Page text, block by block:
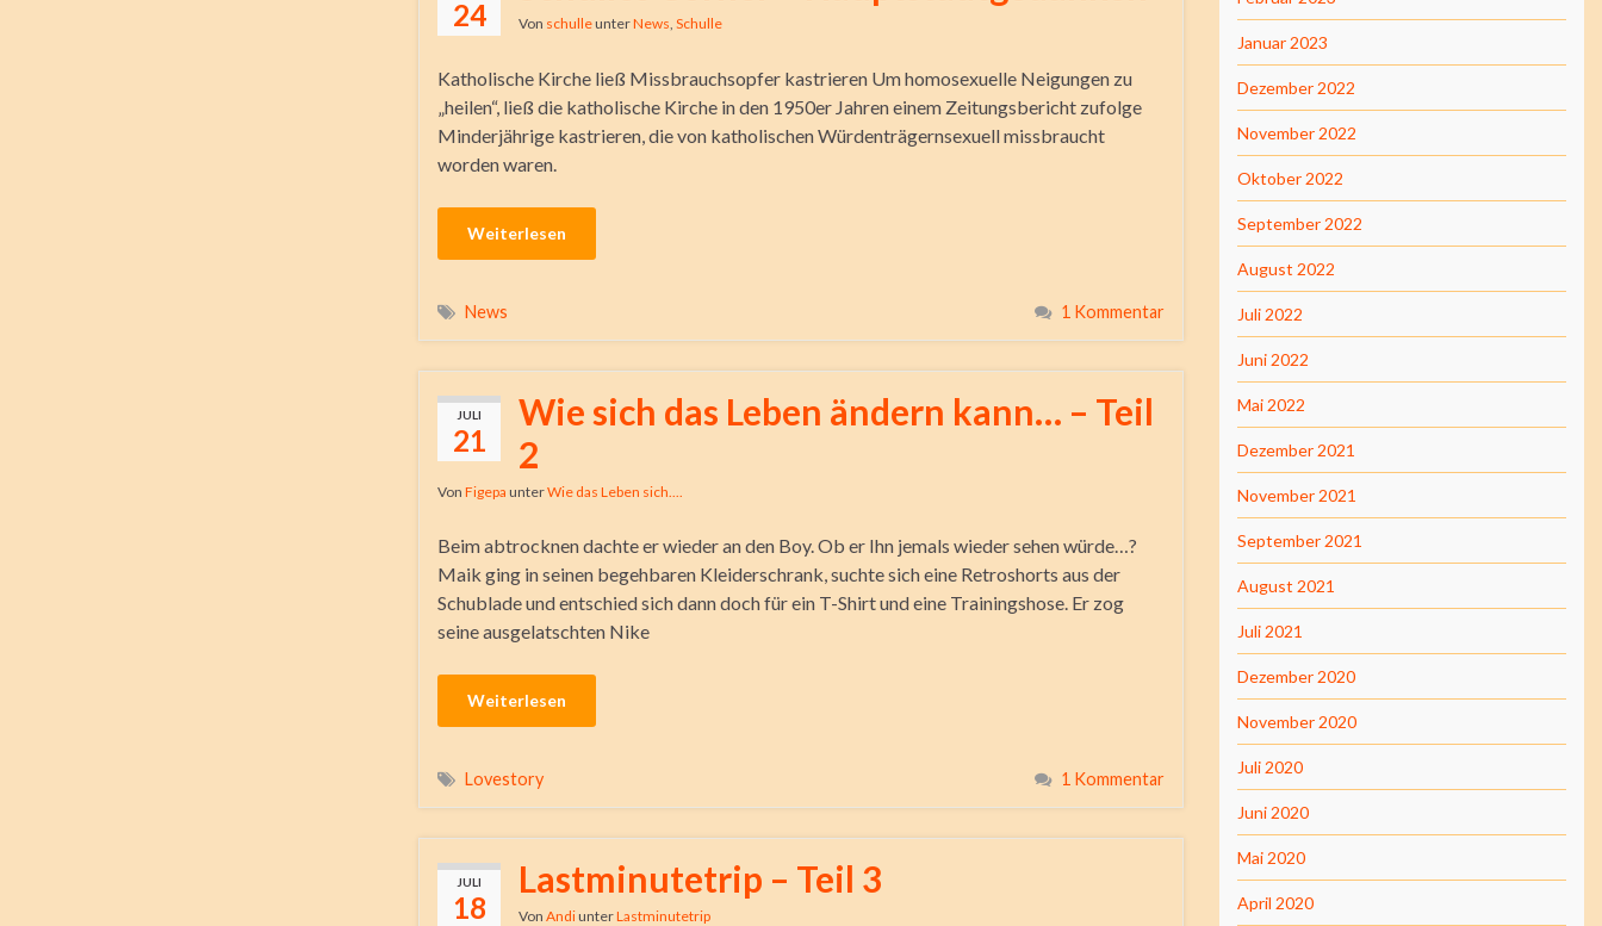
24 Von schulleunterNews, Schulle
Katholische Kirche ließ Missbrauchsopfer kastrieren Um homosexuelle Neigungen zu
„heilen“, ließ die katholische Kirche in den 1950er Jahren einem Zeitungsbericht zufolge
Minderjährige kastrieren, die von katholischen Würdenträgernsexuell missbraucht
worden waren.
Weiterlesen
News 1 Kommentar
JULI
21
Wie sich das Leben ändern kann… – Teil
2
Von Figepa unterWie das Leben sich....
Beim abtrocknen dachte er wieder an den Boy. Ob er Ihn jemals wieder sehen würde…?
Maik ging in seinen begehbaren Kleiderschrank, suchte sich eine Retroshorts aus der
Schublade und entschied sich dann doch für ein T-Shirt und eine Trainingshose. Er zog
seine ausgelatschten Nike
Weiterlesen
Lovestory 1 Kommentar
JULI
18
Lastminutetrip – Teil 3
Von AndiunterLastminutetrip
Januar 2023
Dezember 2022
November 2022
Oktober 2022
September 2022
August 2022
Juli 2022
Juni 2022
Mai 2022
Dezember 2021
November 2021
September 2021
August 2021
Juli 2021
Dezember 2020
November 2020
Juli 2020
Juni 2020
Mai 2020
April 2020